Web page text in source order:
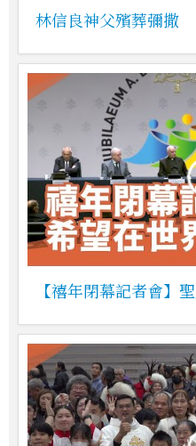
林信良神父殯葬彌撒
【禧年閉幕記者會】